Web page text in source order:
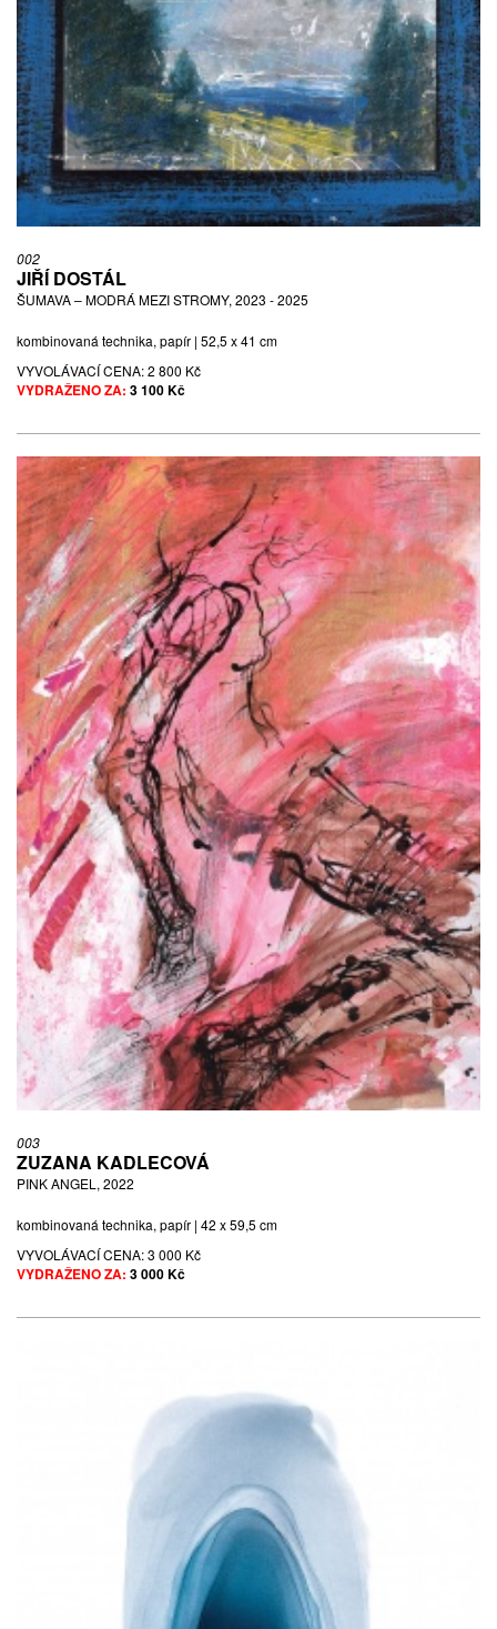
002
JIŘÍ DOSTÁL
ŠUMAVA – MODRÁ MEZI STROMY, 2023 - 2025
kombinovaná technika, papír | 52,5 x 41 cm
VYVOLÁVACÍ CENA:2 800 Kč
VYDRAŽENO ZA: 3 100 Kč
003
ZUZANA KADLECOVÁ
PINK ANGEL, 2022
kombinovaná technika, papír | 42 x 59,5 cm
VYVOLÁVACÍ CENA:3 000 Kč
VYDRAŽENO ZA: 3 000 Kč